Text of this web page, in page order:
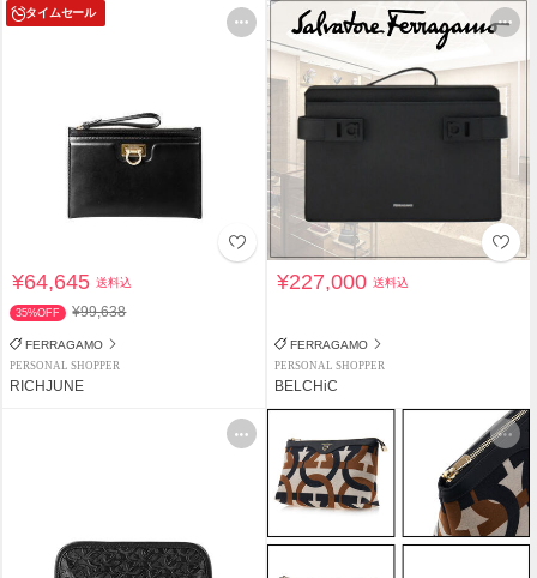
タイムセール
¥64,645送料込
35%OFF ¥99,638
FERRAGAMO
PERSONAL SHOPPER
RICHJUNE
¥227,000送料込
FERRAGAMO
PERSONAL SHOPPER
BELCHiC